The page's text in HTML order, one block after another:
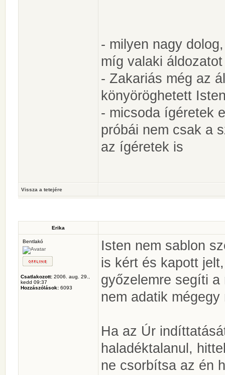
- milyen nagy
míg valaki
- Zakariás még az
könyöröghetett
- micsoda ígéretek
próbái nem csak a
az ígéretek is
Vissza a tetejére
Erika
Bentlakó
Csatlakozott: 2006. aug. 29.,
kedd 09:37
Hozzászólások: 6093
Isten nem sablon
is kért és kapott
győzelemre segíti
nem adatik
Ha az Úr
haladéktalanul,
ne csorbítsa az én